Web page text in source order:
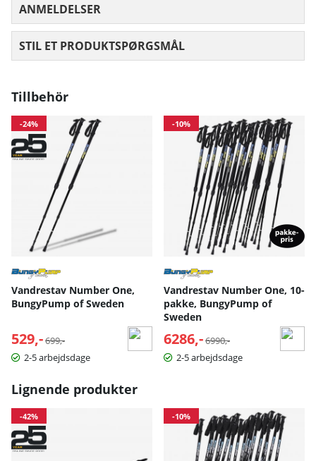
ANMELDELSER
STIL ET PRODUKTSPØRGSMÅL
Tillbehör
-24%
Vandrestav Number One,
BungyPump of Sweden
529,- Normalpris:
699,-
2-5 arbejdsdage
-10%
Vandrestav Number One, 10-
pakke, BungyPump of
Sweden
6286,- Normalpris:
6990,-
2-5 arbejdsdage
Lignende produkter
-42% -10%